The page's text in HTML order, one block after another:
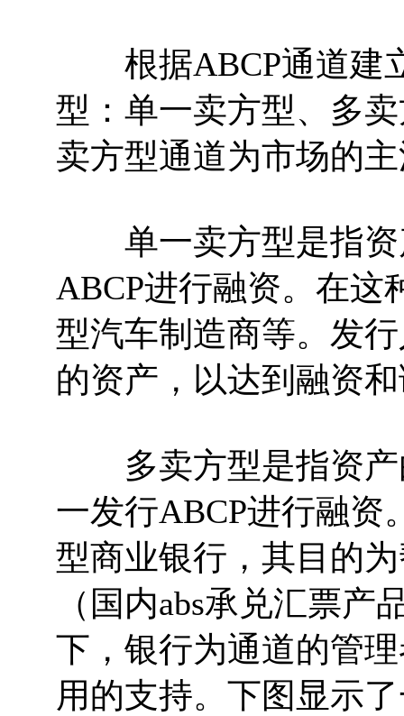
根据ABCP通道建立
型：单一卖方型、多
卖方型通道为市场的
单一卖方型是指资
ABCP进行融资。在这
型汽车制造商等。发
的资产，以达到融资
多卖方型是指资产
一发行ABCP进行融资
型商业银行，其目的
（国内abs承兑汇票
下，银行为通道的管
用的支持。下图显示